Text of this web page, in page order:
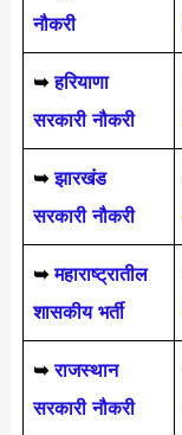
नौकरी
➥हरियाणा
सरकारी नौकरी
➥ झारखंड
सरकारी नौकरी
➥ महाराष्ट्रातील
शासकीय भर्ती
➥ राजस्थान
सरकारी नौकरी